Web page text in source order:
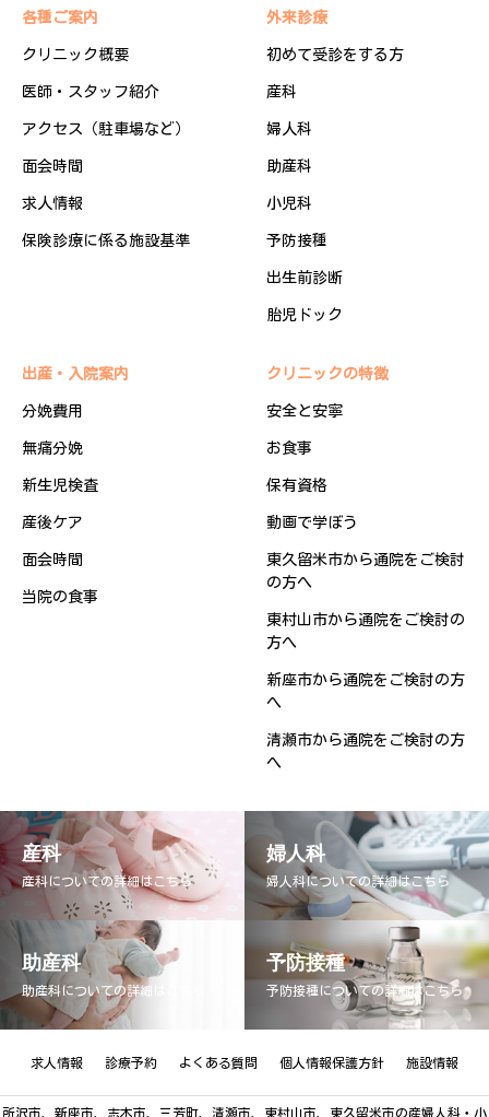
各種ご案内
クリニック概要
医師・スタッフ紹介
アクセス（駐車場など）
面会時間
求人情報
保険診療に係る施設基準
外来診療
初めて受診をする方
産科
婦人科
助産科
小児科
予防接種
出生前診断
胎児ドック
出産・入院案内
分娩費用
無痛分娩
新生児検査
産後ケア
面会時間
当院の食事
クリニックの特徴
安全と安寧
お食事
保有資格
動画で学ぼう
東久留米市から通院をご検討
の方へ
東村山市から通院をご検討の
方へ
新座市から通院をご検討の方
へ
清瀬市から通院をご検討の方
へ
産科
産科についての詳細はこちら
婦人科
婦人科についての詳細はこちら
助産科
助産科についての詳細はこちら
予防接種
予防接種についての詳細はこちら
求人情報 診療予約 よくある質問 個人情報保護方針 施設情報
所沢市、新座市、志木市、三芳町、清瀬市、東村山市、東久留米市の産婦人科・小